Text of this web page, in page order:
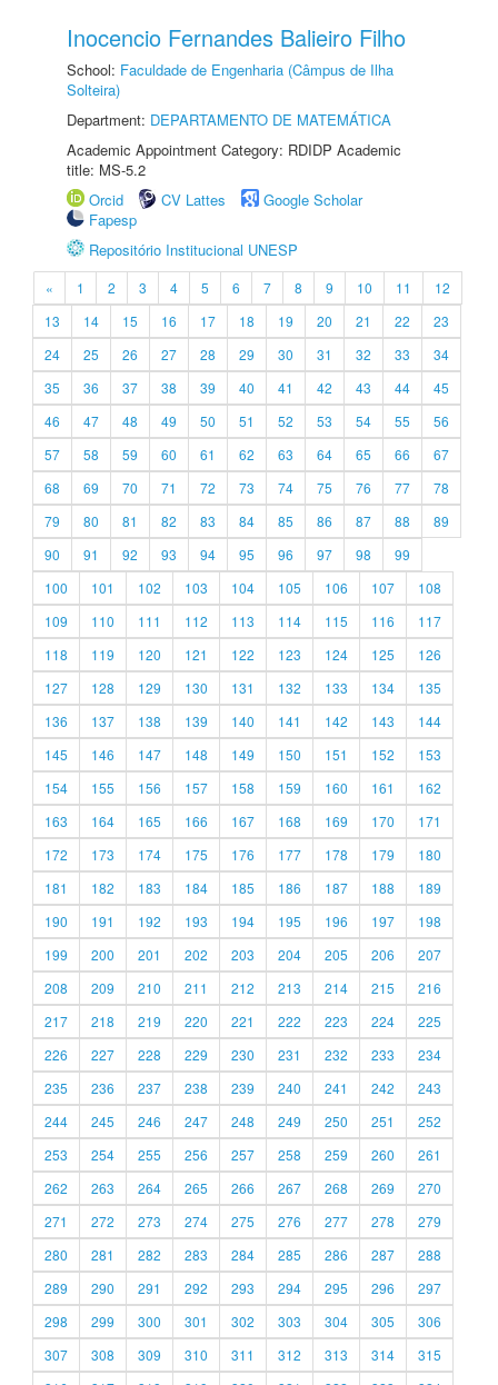
Inocencio Fernandes Balieiro Filho
School: Faculdade de Engenharia (Câmpus de Ilha
Solteira)
Department: DEPARTAMENTO DE MATEMÁTICA
Academic Appointment Category: RDIDP Academic
title: MS-5.2
Orcid
CV Lattes
Google Scholar
Fapesp
Repositório Institucional UNESP
« 1 2 3 4 5 6 7 8 9 10 11
12
13
14 15 16 17 18 19 20 21 22
23
24
25 26 27 28 29 30 31 32 33
34
35
36 37 38 39 40 41 42 43 44
45
46
47 48 49 50 51 52 53 54 55
56
57
58 59 60 61 62 63 64 65 66
67
68
69 70 71 72 73 74 75 76 77
78
79
80 81 82 83 84 85 86 87 88
89
90
91 92 93 94 95 96 97 98
99
100
101 102 103 104 105 106 107
108
109
110 111 112 113 114 115 116
117
118
119 120 121 122 123 124 125
126
127
128 129 130 131 132 133 134
135
136
137 138 139 140 141 142 143
144
145
146 147 148 149 150 151 152
153
154
155 156 157 158 159 160 161
162
163
164 165 166 167 168 169 170
171
172
173 174 175 176 177 178 179
180
181
182 183 184 185 186 187 188
189
190
191 192 193 194 195 196 197
198
199
200 201 202 203 204 205 206
207
208
209 210 211 212 213 214 215
216
217
218 219 220 221 222 223 224
225
226
227 228 229 230 231 232 233
234
235
236 237 238 239 240 241 242
243
244
245 246 247 248 249 250 251
252
253
254 255 256 257 258 259 260
261
262
263 264 265 266 267 268 269
270
271
272 273 274 275 276 277 278
279
280
281 282 283 284 285 286 287
288
289
290 291 292 293 294 295 296
297
298
299 300 301 302 303 304 305
306
307
308 309 310 311 312 313 314
315